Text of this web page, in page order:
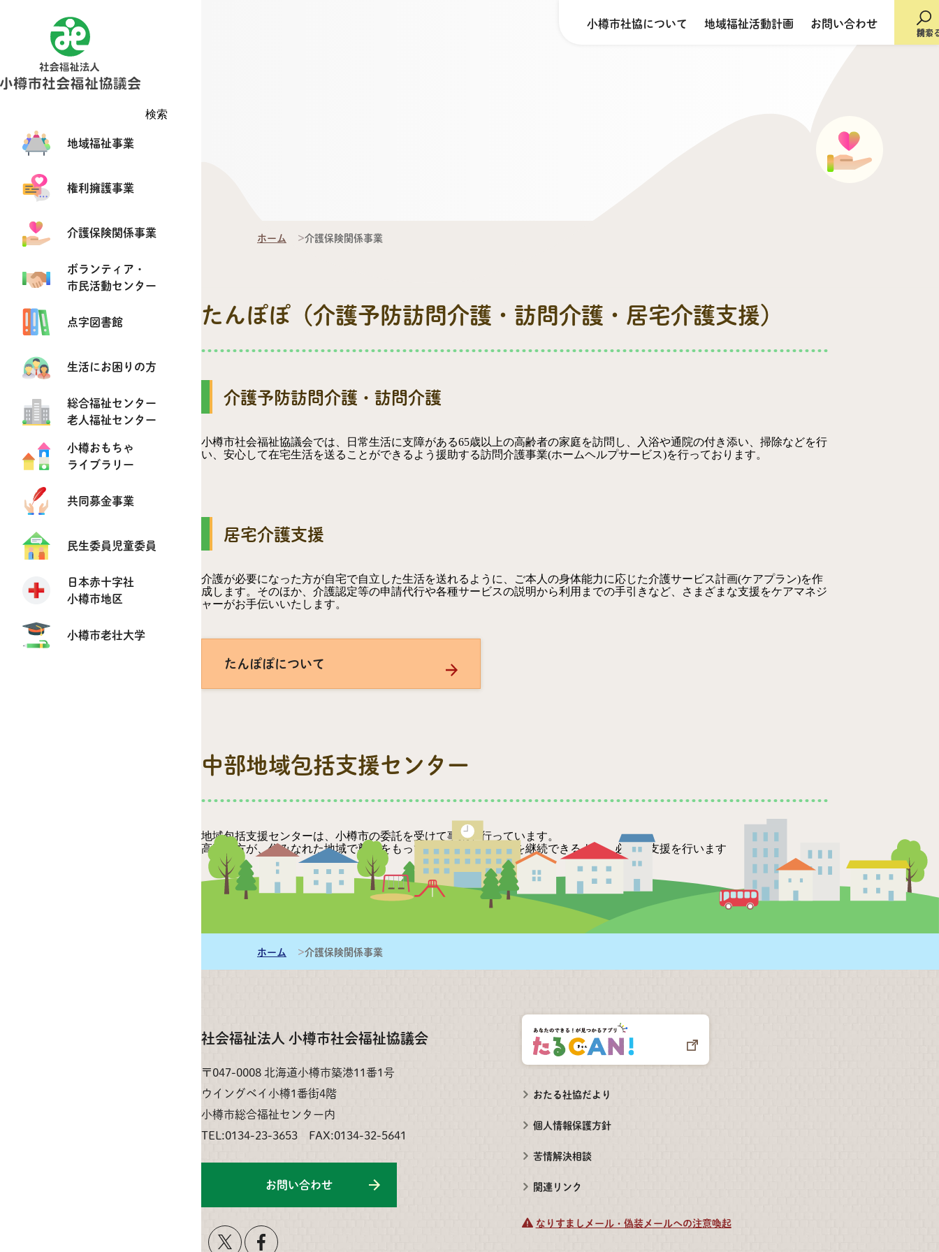
検索
地域福祉事業
権利擁護事業
介護保険関係事業
ボランティア・
市民活動センター
点字図書館
生活にお困りの方
総合福祉センター
老人福祉センター
小樽おもちゃ
ライブラリー
共同募金事業
民生委員児童委員
日本赤十字社
小樽市地区
小樽市老壮大学
小樽市社協について 地域福祉活動計画 お問い合わせ
検索
閉じ
ホーム 介護保険関係事業
たんぽぽ（介護予防訪問介護・訪問介護・居宅介護支援）
介護予防訪問介護・訪問介護
小樽市社会福祉協議会では、日常生活に支障がある65歳以上の高齢者の家庭を訪問し、入浴や通院の付き添い、掃除などを行
い、安心して在宅生活を送ることができるよう援助する訪問介護事業(ホームヘルプサービス)を行っております。
居宅介護支援
介護が必要になった方が自宅で自立した生活を送れるように、ご本人の身体能力に応じた介護サービス計画(ケアプラン)を作
成します。そのほか、介護認定等の申請代行や各種サービスの説明から利用までの手引きなど、さまざまな支援をケアマネジ
ャーがお手伝いいたします。
たんぽぽについて
中部地域包括支援センター
地域包括支援センターは、小樽市の委託を受けて事業を行っています。
高齢の方が、住みなれた地域で尊厳をもってその人らしい生活を継続できるよう、必要な支援を行います
ホーム 介護保険関係事業
社会福祉法人 小樽市社会福祉協議会
〒047-0008 北海道小樽市築港11番1号
ウイングベイ小樽1番街4階
小樽市総合福祉センター内
TEL:0134-23-3653 FAX:0134-32-5641
お問い合わせ
おたる社協だより
個人情報保護方針
苦情解決相談
関連リンク
なりすましメール・偽装メールへの注意喚起